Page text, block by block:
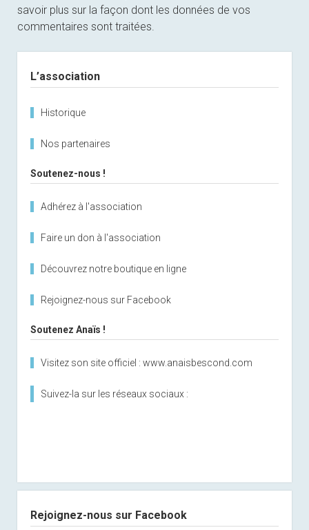
savoir plus sur la façon dont les données de vos
commentaires sont traitées.
L’association
Historique
Nos partenaires
Soutenez-nous !
Adhérez à l'association
Faire un don à l'association
Découvrez notre boutique en ligne
Rejoignez-nous sur Facebook
Soutenez Anaïs !
Visitez son site officiel : www.anaisbescond.com
Suivez-la sur les réseaux sociaux :
Rejoignez-nous sur Facebook